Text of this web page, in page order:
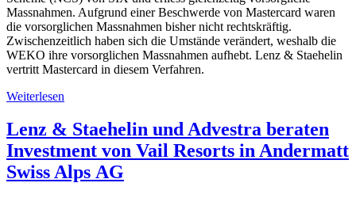
Massnahmen. Aufgrund einer Beschwerde von Mastercard waren
die vorsorglichen Massnahmen bisher nicht rechtskräftig.
Zwischenzeitlich haben sich die Umstände verändert, weshalb die
WEKO ihre vorsorglichen Massnahmen aufhebt. Lenz & Staehelin
vertritt Mastercard in diesem Verfahren.
Weiterlesen
Lenz & Staehelin und Advestra beraten
Investment von Vail Resorts in Ander­matt
Swiss Alps AG